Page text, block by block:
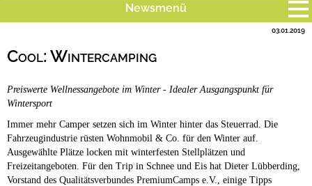
Stadtnah
Newsmenü
Campingplätze
Camping & Caravan
Touristik
Cool: Wintercamping
03.01.2019
Preiswerte Wellnessangebote im Winter - Idealer Ausgangspunkt für
Wintersport
Immer mehr Camper setzen sich im Winter hinter das Steuerrad. Die
Fahrzeugindustrie rüsten Wohnmobil & Co. für den Winter auf.
Ausgewählte Plätze locken mit winterfesten Stellplätzen und
Freizeitangeboten. Für den Trip in Schnee und Eis hat Dieter Lübberding,
Vorstand des Qualitätsverbundes PremiumCamps e.V., einige Tipps